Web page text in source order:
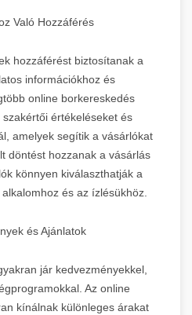
Való Hozzáférés
hozzáférést biztosítanak a
információkhoz és
online borkereskedés
értékeléseket és
amelyek segítik a vásárlókat
döntést hozzanak a vásárlás
könnyen kiválaszthatják a
és az ízlésükhöz.
és Ajánlatok
jár kedvezményekkel,
Az online
kínálnak különleges árakat